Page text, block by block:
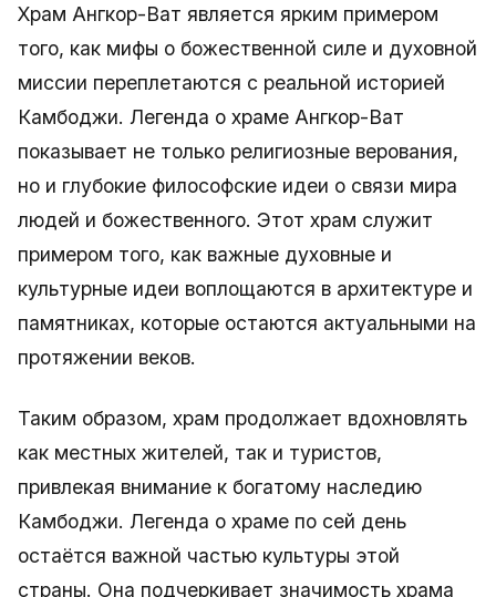
Храм Ангкор-Ват является ярким примером
того, как мифы о божественной силе и духовной
миссии переплетаются с реальной историей
Камбоджи. Легенда о храме Ангкор-Ват
показывает не только религиозные верования,
но и глубокие философские идеи о связи мира
людей и божественного. Этот храм служит
примером того, как важные духовные и
культурные идеи воплощаются в архитектуре и
памятниках, которые остаются актуальными на
протяжении веков.
Таким образом, храм продолжает вдохновлять
как местных жителей, так и туристов,
привлекая внимание к богатому наследию
Камбоджи. Легенда о храме по сей день
остаётся важной частью культуры этой
страны. Она подчеркивает значимость храма